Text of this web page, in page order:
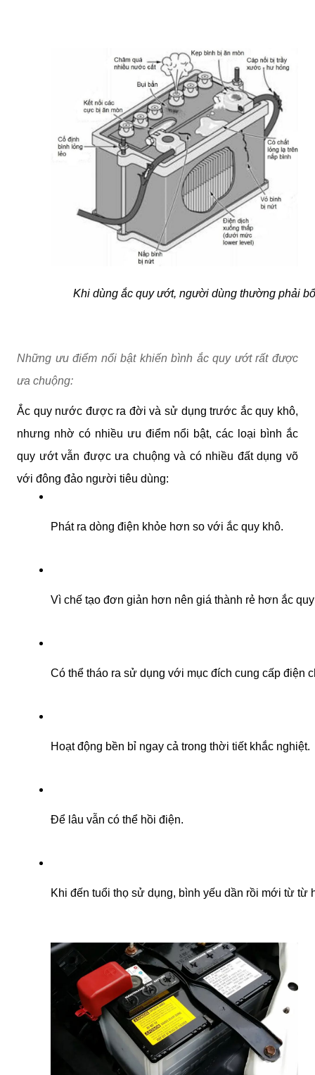
Khi dùng ắc quy ướt, người dùng thường phải
Những ưu điểm nổi bật khiến bình ắc quy ướt rất được
ưa chuộng:
Ắc quy nước được ra đời và sử dụng trước ắc quy khô,
nhưng nhờ có nhiều ưu điểm nổi bật, các loại bình ắc
quy ướt vẫn được ưa chuộng và có nhiều đất dụng võ
với đông đảo người tiêu dùng:
Phát ra dòng điện khỏe hơn so với ắc quy khô.
Vì chế tạo đơn giản hơn nên giá thành rẻ hơn ắc
Có thể tháo ra sử dụng với mục đích cung cấp điện
Hoạt động bền bỉ ngay cả trong thời tiết khắc nghiệt.
Để lâu vẫn có thể hồi điện.
Khi đến tuổi thọ sử dụng, bình yếu dần rồi mới từ